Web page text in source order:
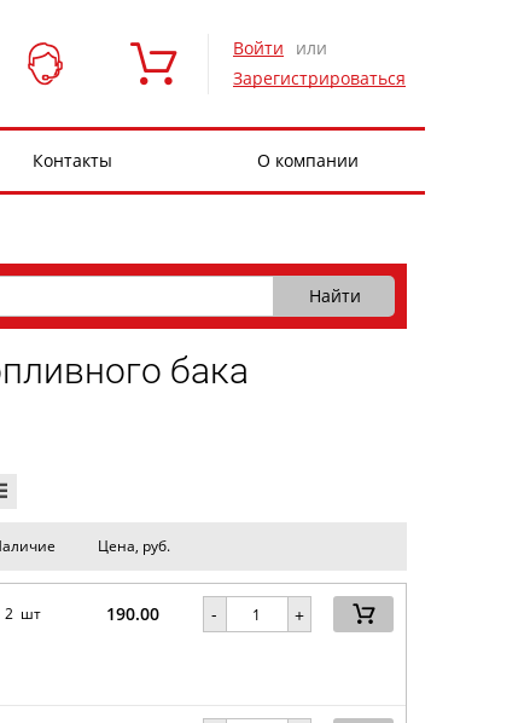
Войти
или
Зарегистрироваться
Контакты О компании
бака
Цена, руб.
2 шт 190.00 - +